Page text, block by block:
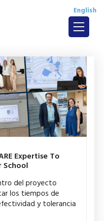
English
Expertise To
School
del proyecto
los tiempos de
y tolerancia